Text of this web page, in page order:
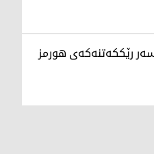
رێککەتنەکەی هورمز